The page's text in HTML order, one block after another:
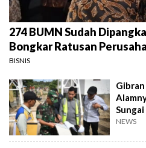
274 BUMN Sudah
Bongkar Ratusan
BISNIS
NEWS